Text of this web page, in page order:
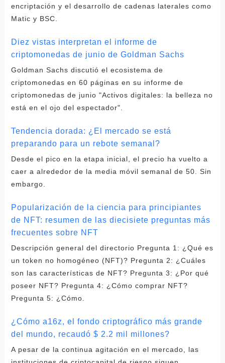
encriptación y el desarrollo de cadenas laterales como
Matic y BSC.
Diez vistas interpretan el informe de
criptomonedas de junio de Goldman Sachs
Goldman Sachs discutió el ecosistema de
criptomonedas en 60 páginas en su informe de
criptomonedas de junio "Activos digitales: la belleza no
está en el ojo del espectador".
Tendencia dorada: ¿El mercado se está
preparando para un rebote semanal?
Desde el pico en la etapa inicial, el precio ha vuelto a
caer a alrededor de la media móvil semanal de 50. Sin
embargo.
Popularización de la ciencia para principiantes
de NFT: resumen de las diecisiete preguntas más
frecuentes sobre NFT
Descripción general del directorio Pregunta 1: ¿Qué es
un token no homogéneo (NFT)? Pregunta 2: ¿Cuáles
son las características de NFT? Pregunta 3: ¿Por qué
poseer NFT? Pregunta 4: ¿Cómo comprar NFT?
Pregunta 5: ¿Cómo.
¿Cómo a16z, el fondo criptográfico más grande
del mundo, recaudó $ 2.2 mil millones?
A pesar de la continua agitación en el mercado, las